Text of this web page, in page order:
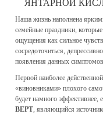
ЯНТАРНОЙ
Наша жизнь наполнена
семейные праздники,
ощущения как сильное
сосредоточиться,
появления данных
Первой наиболее
«виновниками» плохого
будет намного эффективнее,
ВЕРТ, являющийся